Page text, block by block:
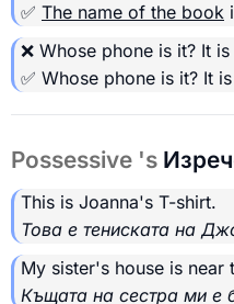
✅ The name of the book
❌ Whose phone is it? It is
✅ Whose phone is it? It is
Possessive 's
This is Joanna's T-shirt.
Това е тениската на
My sister's house is near
Къщата на сестра ми е